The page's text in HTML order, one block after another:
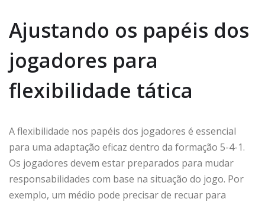
Ajustando os papéis dos
jogadores para
flexibilidade tática
A flexibilidade nos papéis dos jogadores é essencial
para uma adaptação eficaz dentro da formação 5-4-1.
Os jogadores devem estar preparados para mudar
responsabilidades com base na situação do jogo. Por
exemplo, um médio pode precisar de recuar para